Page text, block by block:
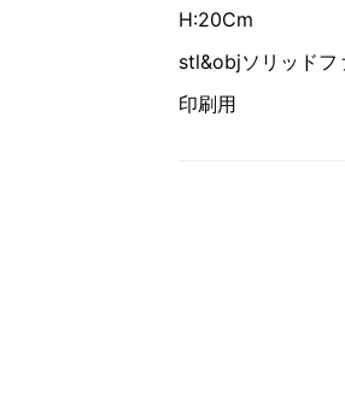
H:20Cm
stl&objソリッドフ
印刷用